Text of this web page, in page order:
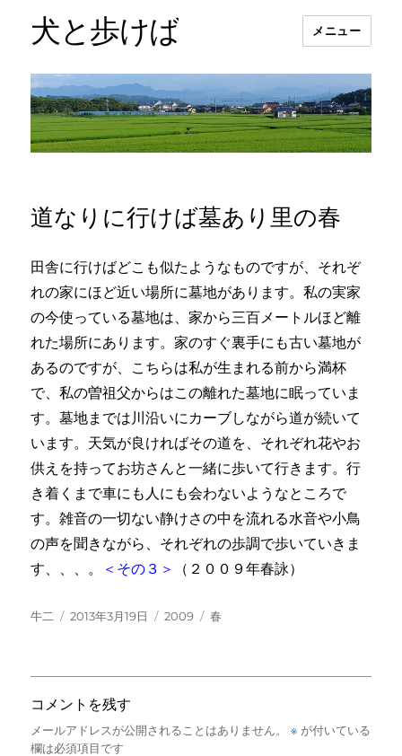
犬と歩けば メニュー
道なりに行けば墓あり里の春
田舎に行けばどこも似たようなものですが、それぞ
れの家にほど近い場所に墓地があります。私の実家
の今使っている墓地は、家から三百メートルほど離
れた場所にあります。家のすぐ裏手にも古い墓地が
あるのですが、こちらは私が生まれる前から満杯
で、私の曽祖父からはこの離れた墓地に眠っていま
す。墓地までは川沿いにカーブしながら道が続いて
います。天気が良ければその道を、それぞれ花やお
供えを持ってお坊さんと一緒に歩いて行きます。行
き着くまで車にも人にも会わないようなところで
す。雑音の一切ない静けさの中を流れる水音や小鳥
の声を聞きながら、それぞれの歩調で歩いていきま
す、、、。
＜その３＞ （２００９年春詠）
投
牛二
投
2013年3月19日
カ
2009
タ
春
コメントを残す
メールアドレスが公開されることはありません。 ※ が付いている
欄は必須項目です